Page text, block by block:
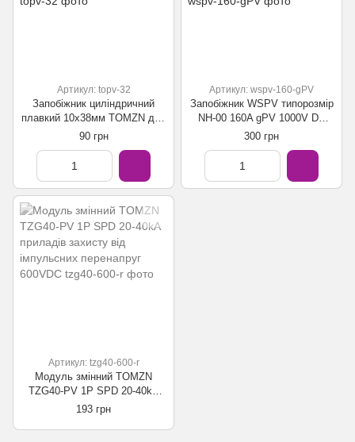
Артикул: topv-32
Запобіжник циліндричний
плавкий 10x38мм TOMZN для
сонячних панелей (PV
систем) gPV SOLAR PV 15А
90 грн
Артикул: wspv-160-gPV
Запобіжник WSPV типорозмір
NH-00 160A gPV 1000V DC
для сонячний станцій та
акумуляторів
300 грн
Артикул: tzg40-600-r
Модуль змінний TOMZN
TZG40-PV 1P SPD 20-40kА
приладів захисту від
600VDC
193 грн